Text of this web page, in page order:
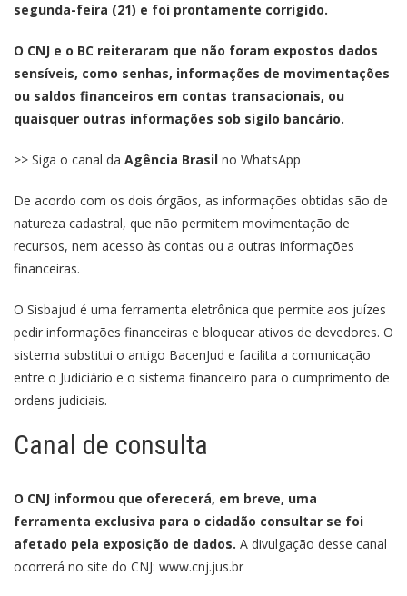
segunda-feira (21) e foi prontamente corrigido.
O CNJ e o BC reiteraram que não foram expostos dados
sensíveis, como senhas, informações de movimentações
ou saldos financeiros em contas transacionais, ou
quaisquer outras informações sob sigilo bancário.
>> Siga o canal da Agência Brasil no WhatsApp
De acordo com os dois órgãos, as informações obtidas são de
natureza cadastral, que não permitem movimentação de
recursos, nem acesso às contas ou a outras informações
financeiras.
O Sisbajud é uma ferramenta eletrônica que permite aos juízes
pedir informações financeiras e bloquear ativos de devedores. O
sistema substitui o antigo BacenJud e facilita a comunicação
entre o Judiciário e o sistema financeiro para o cumprimento de
ordens judiciais.
Canal de consulta
O CNJ informou que oferecerá, em breve, uma
ferramenta exclusiva para o cidadão consultar se foi
afetado pela exposição de dados. A divulgação desse canal
ocorrerá no site do CNJ: www.cnj.jus.br